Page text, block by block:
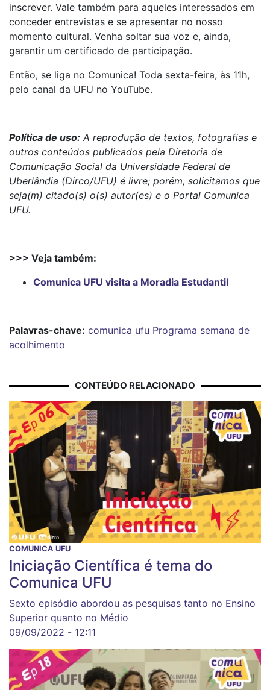
inscrever. Vale também para aqueles interessados em
conceder entrevistas e se apresentar no nosso
momento cultural. Venha soltar sua voz e, ainda,
garantir um certificado de participação.
Então, se liga no Comunica! Toda sexta-feira, às 11h,
pelo canal da UFU no YouTube.
Política de uso: A reprodução de textos, fotografias e
outros conteúdos publicados pela Diretoria de
Comunicação Social da Universidade Federal de
Uberlândia (Dirco/UFU) é livre; porém, solicitamos que
seja(m) citado(s) o(s) autor(es) e o Portal Comunica
UFU.
>>> Veja também:
Comunica UFU visita a Moradia Estudantil
Palavras-chave: comunica ufu Programa semana de
acolhimento
CONTEÚDO RELACIONADO
COMUNICA UFU
Iniciação Científica é tema do
Comunica UFU
Sexto episódio abordou as pesquisas tanto no Ensino
Superior quanto no Médio
09/09/2022 - 12:11